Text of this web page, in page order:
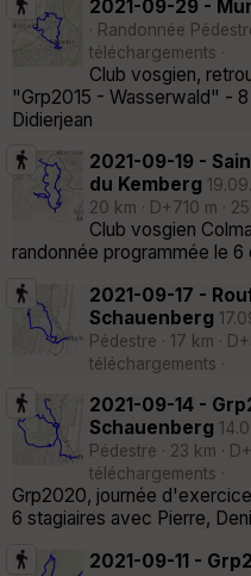
2021-09-29 -
· Randonnée
téléchargements ·
Club vosgien,
"Grp2015 - Wasserwald" -
Didierjean
2021-09-19 -
du Kemberg
20 km · D+710 m ·
Club vosgien
randonnée programmée le
2021-09-17 -
Schauenberg
Pédestre · 17 km ·
téléchargements ·
2021-09-14 -
Schauenberg
Pédestre · 23 km ·
téléchargements ·
Grp2020, journée
6 stagiaires avec Pierre,
2021-09-11 -